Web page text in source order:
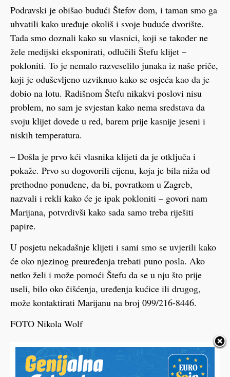
Podravski je obišao budući Štefov dom, i taman smo ga
uhvatili kako uređuje okoliš i svoje buduće dvorište.
Tada smo doznali kako su vlasnici, koji se također ne
žele medijski eksponirati, odlučili Štefu klijet –
pokloniti. To je nemalo razveselilo junaka iz naše priče,
koji je oduševljeno uzviknuo kako se osjeća kao da je
dobio na lotu. Radišnom Štefu nikakvi poslovi nisu
problem, no sam je svjestan kako nema sredstava da
svoju klijet dovede u red, barem prije kasnije jeseni i
niskih temperatura.
– Došla je prvo kći vlasnika klijeti da je otključa i
pokaže. Prvo su dogovorili cijenu, koja je bila niža od
prethodno ponuđene, da bi, povratkom u Zagreb,
nazvali i rekli kako će je ipak pokloniti – govori nam
Marijana, potvrdivši kako sada samo treba riješiti
papire.
U posjetu nekadašnje klijeti i sami smo se uvjerili kako
će oko njezinog preuređenja trebati puno posla. Ako
netko želi i može pomoći Štefu da se u nju što prije
useli, bilo oko čišćenja, uređenja kućice ili drugog,
može kontaktirati Marijanu na broj 099/216-8446.
FOTO Nikola Wolf